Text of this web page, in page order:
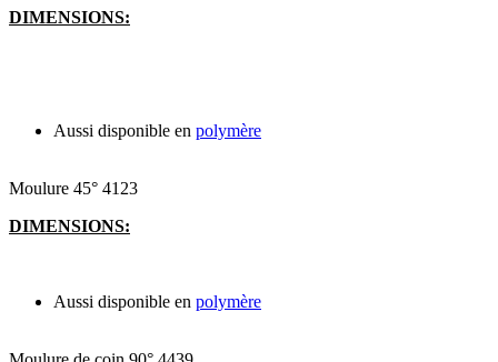
DIMENSIONS:
Aussi disponible en polymère
Moulure 45° 4123
DIMENSIONS:
Aussi disponible en polymère